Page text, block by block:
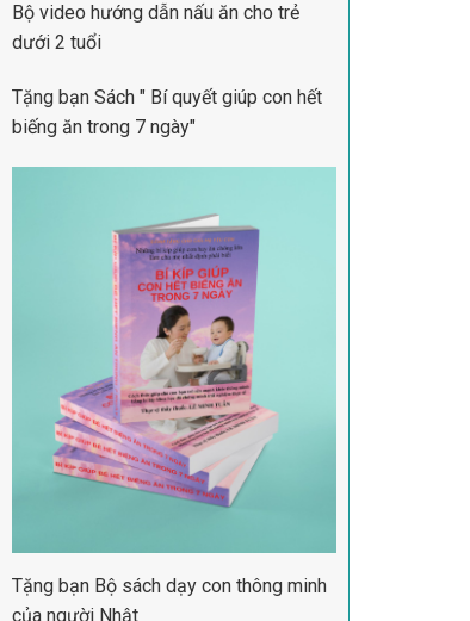
Bộ video hướng dẫn nấu ăn cho trẻ
dưới 2 tuổi
Tặng bạn Sách " Bí quyết giúp con hết
biếng ăn trong 7 ngày"
Tặng bạn Bộ sách dạy con thông minh
của người Nhật